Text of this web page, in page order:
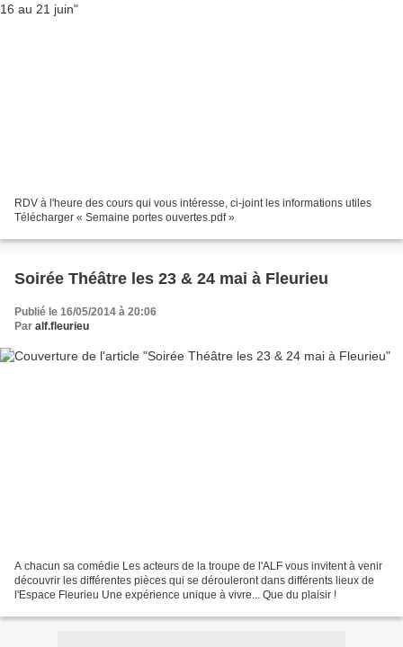
RDV à l'heure des cours qui vous intéresse, ci-joint les informations utiles
Télécharger « Semaine portes ouvertes.pdf »
Soirée Théâtre les 23 & 24 mai à Fleurieu
Publié le 16/05/2014 à 20:06
Par alf.fleurieu
A chacun sa comédie Les acteurs de la troupe de l'ALF vous invitent à venir
découvrir les différentes pièces qui se dérouleront dans différents lieux de
l'Espace Fleurieu Une expérience unique à vivre... Que du plaisir !